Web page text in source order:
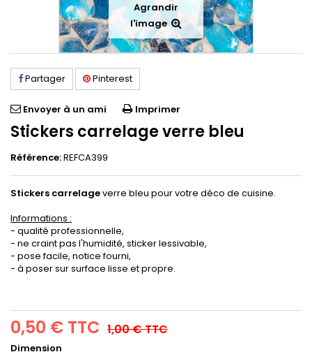
Agrandir
l'image
Partager Pinterest
Envoyer à un ami Imprimer
Stickers carrelage verre bleu
Référence:REFCA399
Stickers carrelageverre bleu pour votre déco de cuisine.
Informations :
- qualité professionnelle,
- ne craint pas l'humidité, sticker lessivable,
- pose facile, notice fourni,
- à poser sur surface lisse et propre.
0,50 € TTC 1,00 €TTC
Dimension